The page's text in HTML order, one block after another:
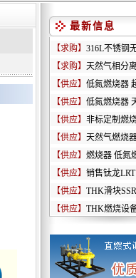
最新信息
【求购】 316L不锈钢
【求购】 天然气相分
【供应】 低氮燃烧器
【供应】 低氮燃烧器
【供应】 非标定制燃
【供应】 天然气燃烧
【供应】 燃烧器 低氮
【供应】 销售钛龙
【供应】 THK滑块
【供应】 THK燃烧设